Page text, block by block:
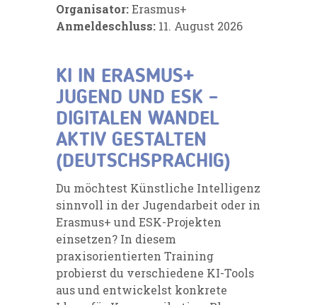
Organisator:Erasmus+
Anmeldeschluss: 11. August 2026
KI IN ERASMUS+
JUGEND UND ESK –
DIGITALEN WANDEL
AKTIV GESTALTEN
(DEUTSCHSPRACHIG)
Du möchtest Künstliche Intelligenz
sinnvoll in der Jugendarbeit oder in
Erasmus+ und ESK-Projekten
einsetzen? In diesem
praxisorientierten Training
probierst du verschiedene KI-Tools
aus und entwickelst konkrete